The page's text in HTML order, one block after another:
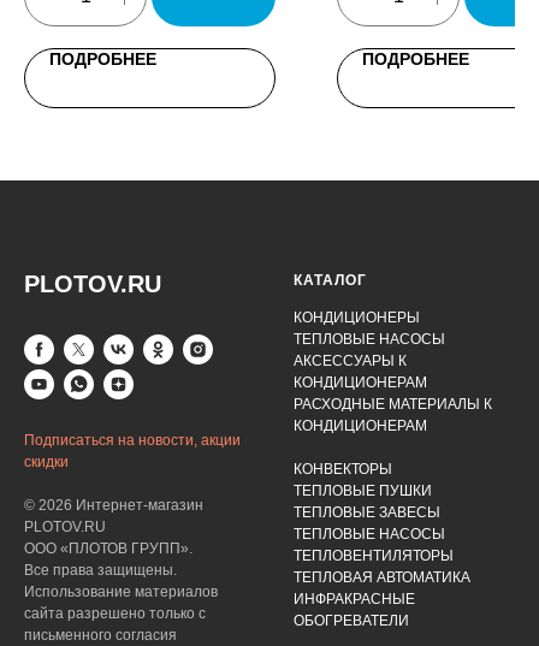
ПОДРОБНЕЕ ПОДРОБНЕЕ
PLOTOV.RU
Подписаться на новости, акции
скидки
© 2026 Интернет-магазин
PLOTOV.RU
ООО «ПЛОТОВ ГРУПП».
Все права защищены.
Использование материалов
сайта разрешено только с
письменного согласия
КАТАЛОГ
КОНДИЦИОНЕРЫ
ТЕПЛОВЫЕ НАСОСЫ
АКСЕССУАРЫ К
КОНДИЦИОНЕРАМ
РАСХОДНЫЕ МАТЕРИАЛЫ К
КОНДИЦИОНЕРАМ
КОНВЕКТОРЫ
ТЕПЛОВЫЕ ПУШКИ
ТЕПЛОВЫЕ ЗАВЕСЫ
ТЕПЛОВЫЕ НАСОСЫ
ТЕПЛОВЕНТИЛЯТОРЫ
ТЕПЛОВАЯ АВТОМАТИКА
ИНФРАКРАСНЫЕ
ОБОГРЕВАТЕЛИ